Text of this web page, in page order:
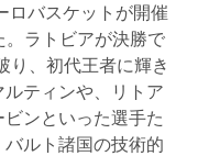
ロバスケットが開催
。ラトビアが決勝で
り、初代王者に輝き
ティンや、リトア
ンといった選手た
ルト諸国の技術的